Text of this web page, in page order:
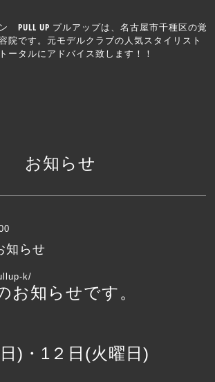
PULL UP プルアップは、名古屋市千種区の覚
院です。元モデルクラブの人気スタイリスト
ータルにアドバイス致します！！
お知らせ
知らせ
k/
お知らせです。
)・1２日(火曜日)